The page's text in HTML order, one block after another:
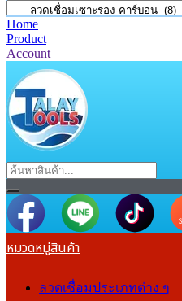
Home
Product
Account
หมวดหมู่สินค้า
ลวดเชื่อมประเภทต่าง ๆ